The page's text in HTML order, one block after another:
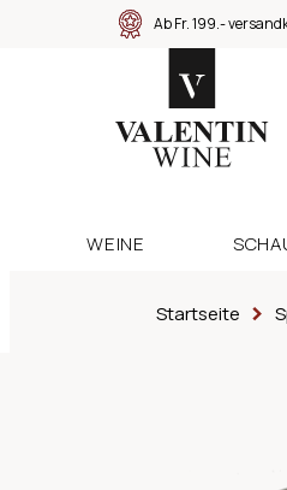
Ab Fr. 199.-
WEINE
Startseite